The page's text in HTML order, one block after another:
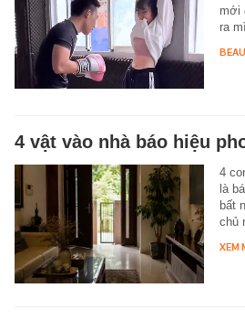
mới
ra
4 vật vào nhà báo hiệu
4
là
bất
chủ
XEM